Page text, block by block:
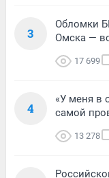
3
Обломки
Омска —
17 699
4
«У меня в
самой
13 278